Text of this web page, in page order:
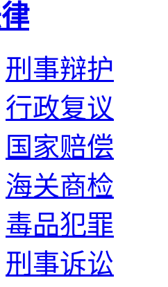
刑事辩护
行政复议
国家赔偿
海关商检
毒品犯罪
刑事诉讼